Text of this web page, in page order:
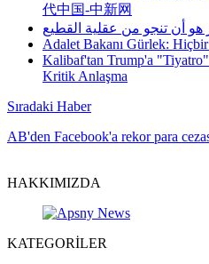
代中国-中新网
هو أن تنجو من عقلية القطيع
Adalet Bakanı Gürlek:
Kalibaf'tan Trump'a
Kritik Anlaşma
Sıradaki Haber
AB'den Facebook'a rekor para
HAKKIMIZDA
KATEGORİLER